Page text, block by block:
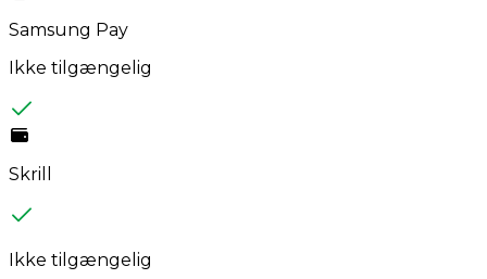
Samsung Pay
Ikke tilgængelig
Skrill
Ikke tilgængelig